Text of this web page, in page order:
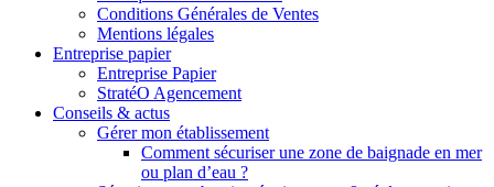
Conditions Générales de Ventes
Mentions légales
Entreprise papier
Entreprise Papier
StratéO Agencement
Conseils & actus
Gérer mon établissement
Comment sécuriser une zone de baignade en mer
ou plan d’eau ?